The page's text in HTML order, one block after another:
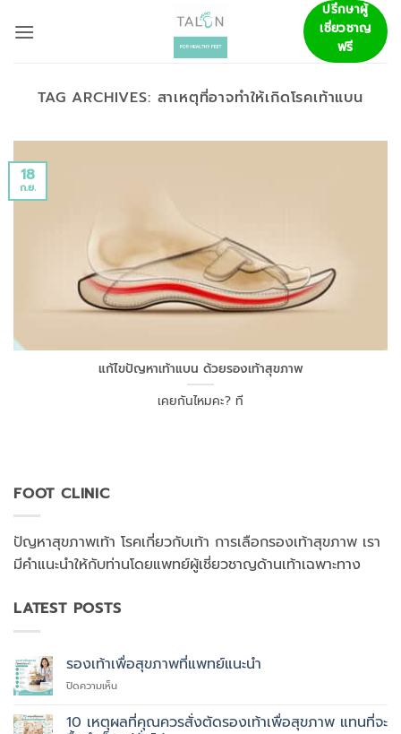
ปรึกษาผู้
เชี่ยวชาญ
ฟรี
TAG ARCHIVES: สาเหตุที่อาจทำให้เกิดโรคเท้าแบน
แก้ไขปัญหาเท้าแบน ด้วยรองเท้าสุขภาพ
เคยกันไหมคะ? ที
18
ก.ย.
FOOT CLINIC
ปัญหาสุขภาพเท้า โรคเกี่ยวกับเท้า การเลือกรองเท้าสุขภาพ เรา
มีคำแนะนำให้กับท่านโดยแพทย์ผู้เชี่ยวชาญด้านเท้าเฉพาะทาง
LATEST POSTS
รองเท้าเพื่อสุขภาพที่แพทย์แนะนำ
ปิดความเห็นบน
เพื่อ
สุขภาพ
10 เหตุผลที่คุณควรสั่งตัดรองเท้าเพื่อสุขภาพ แทนที่จะ